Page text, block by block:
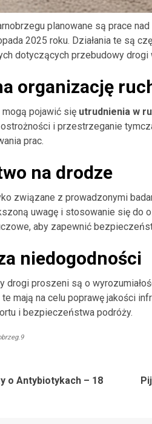
planowane są prace
2025 roku. Działania te są
dotyczących przebudowy drogi
organizację
pojawić się utrudnienia w
i przestrzeganie
prac.
na drodze
związane z prowadzonymi
uwagę i stosowanie się do
aby zapewnić
niedogodności
drogi proszeni są o
mają na celu poprawę jakości
i bezpieczeństwa podróży.
o Antybiotykach – 18